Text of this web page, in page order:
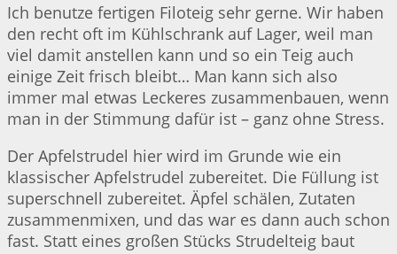
Ich benutze fertigen Filoteig sehr gerne. Wir haben
den recht oft im Kühlschrank auf Lager, weil man
viel damit anstellen kann und so ein Teig auch
einige Zeit frisch bleibt… Man kann sich also
immer mal etwas Leckeres zusammenbauen, wenn
man in der Stimmung dafür ist – ganz ohne Stress.
Der Apfelstrudel hier wird im Grunde wie ein
klassischer Apfelstrudel zubereitet. Die Füllung ist
superschnell zubereitet. Äpfel schälen, Zutaten
zusammenmixen, und das war es dann auch schon
fast. Statt eines großen Stücks Strudelteig baut